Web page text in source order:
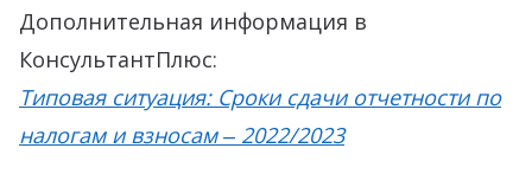
Дополнительная информация в
КонсультантПлюс:
Типовая ситуация: Сроки сдачи отчетности по
налогам и взносам ‒ 2022/2023